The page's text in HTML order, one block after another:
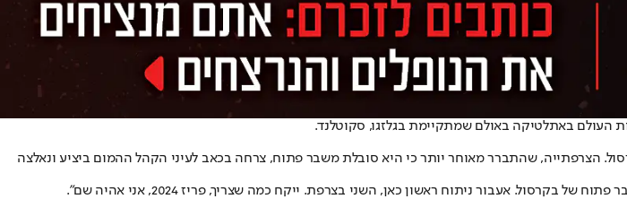
העולם באתלטיקה באולם שמתקיימת בגלזגו, סקוטלנד.
באזור הקרסול. הצרפתייה, שהתברר מאוחר יותר כי היא סובלת משבר פתוח, צרחה בכאב לעיני הקהל ההמום ביציע ונאלצה
פתוח של בקרסול. אעבור ניתוח ראשון כאן, השני בצרפת. ייקח כמה שצריך, פריז 2024, אני אהיה שם".